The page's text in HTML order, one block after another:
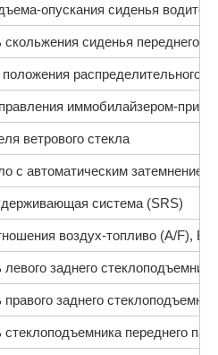
опускания сиденья
скольжения сиденья переднего
положения распределительного
иммобилайзером-
ветрового стекла
с автоматическим
система (SRS)
воздух-топливо (A/F),
заднего стеклоподъемника
заднего
стеклоподъемника переднего